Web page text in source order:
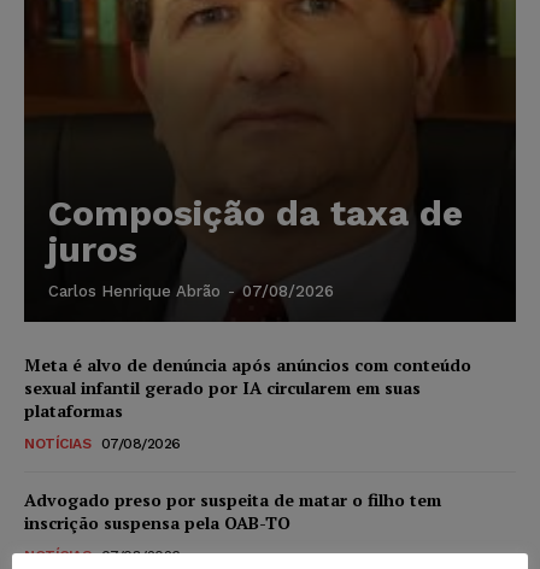
Composição da taxa de
juros
Carlos Henrique Abrão - 07/08/2026
Meta é alvo de denúncia após anúncios com conteúdo
sexual infantil gerado por IA circularem em suas
plataformas
NOTÍCIAS 07/08/2026
Advogado preso por suspeita de matar o filho tem
inscrição suspensa pela OAB-TO
NOTÍCIAS 07/08/2026